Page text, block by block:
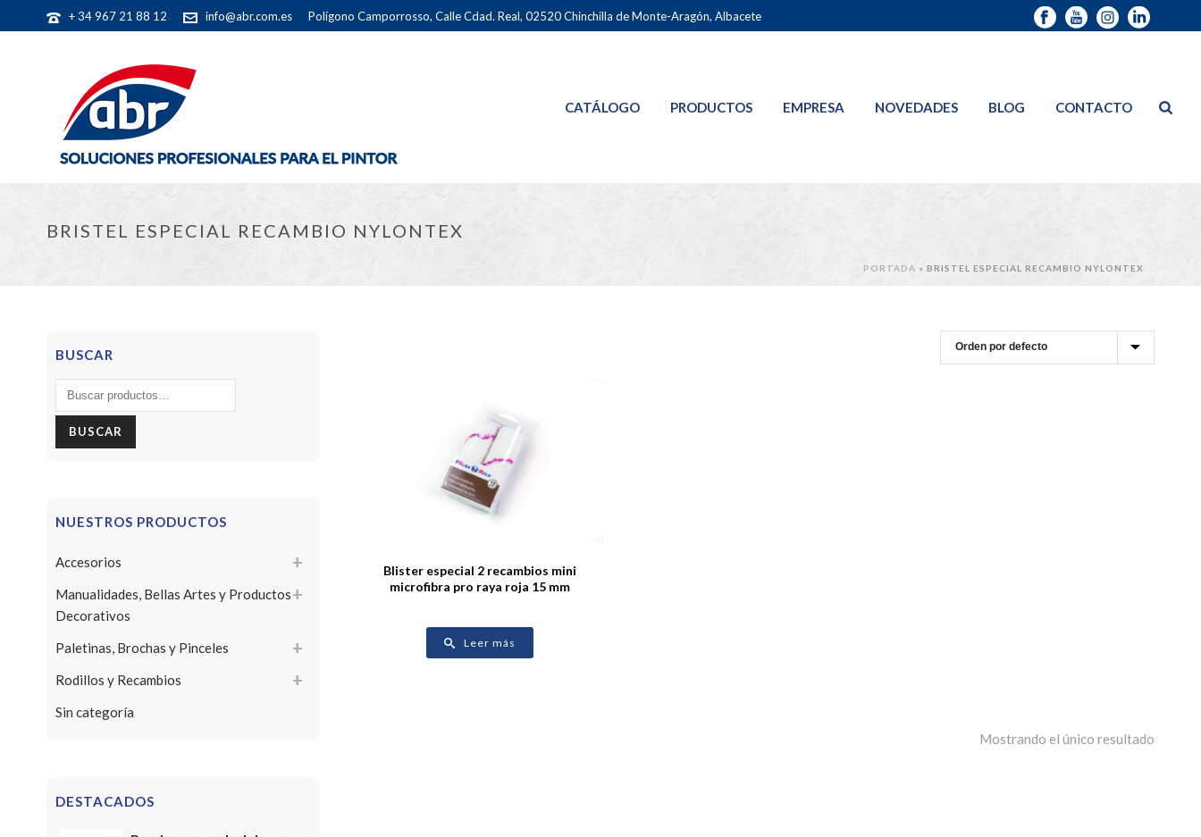
+ 34 967 21 88 12 info@abr.com.es Polígono Camporrosso, Calle Cdad. Real, 02520 Chinchilla de Monte-Aragón, Albacete
CATÁLOGO PRODUCTOS EMPRESA NOVEDADES BLOG CONTACTO
BRISTEL ESPECIAL RECAMBIO NYLONTEX
PORTADA » BRISTEL ESPECIAL RECAMBIO NYLONTEX
Blister especial 2 recambios mini
microfibra pro raya roja 15 mm
Leer más
Mostrando el único resultado
BUSCAR
Buscar
por:
BUSCAR
NUESTROS PRODUCTOS
Accesorios
Manualidades, Bellas Artes y Productos
Decorativos
Paletinas, Brochas y Pinceles
Rodillos y Recambios
Sin categoría
DESTACADOS